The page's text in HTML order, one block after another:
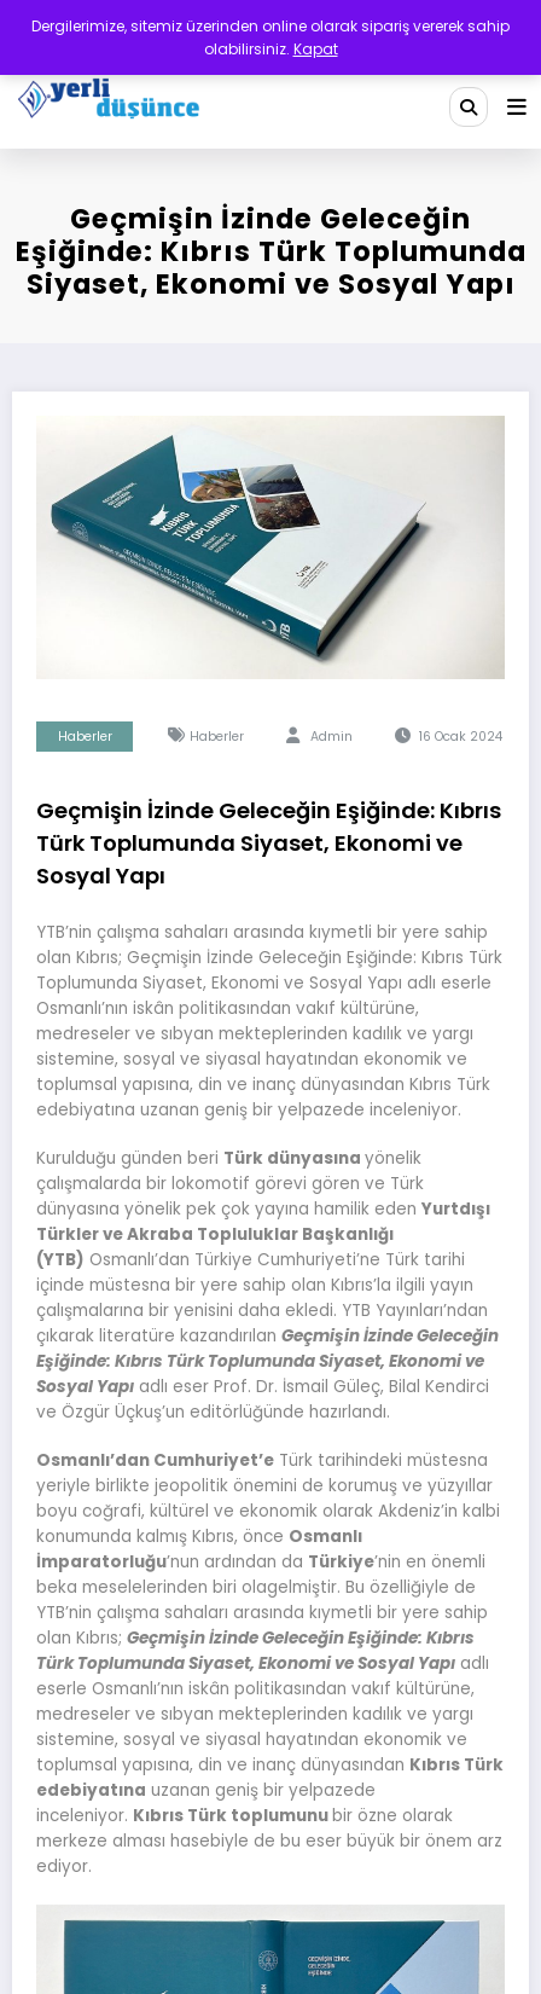
Dergilerimize, sitemiz üzerinden online olarak sipariş vererek sahip
olabilirsiniz. Kapat
Yerli Düşünce Dergisi
Geçmişin İzinde Geleceğin
Eşiğinde: Kıbrıs Türk Toplumunda
Siyaset, Ekonomi ve Sosyal Yapı
Haberler Haberler Admin 16 Ocak 2024
Geçmişin İzinde Geleceğin Eşiğinde: Kıbrıs
Türk Toplumunda Siyaset, Ekonomi ve
Sosyal Yapı
YTB’nin çalışma sahaları arasında kıymetli bir yere sahip
olan Kıbrıs; Geçmişin İzinde Geleceğin Eşiğinde: Kıbrıs Türk
Toplumunda Siyaset, Ekonomi ve Sosyal Yapı adlı eserle
Osmanlı’nın iskân politikasından vakıf kültürüne,
medreseler ve sıbyan mekteplerinden kadılık ve yargı
sistemine, sosyal ve siyasal hayatından ekonomik ve
toplumsal yapısına, din ve inanç dünyasından Kıbrıs Türk
edebiyatına uzanan geniş bir yelpazede inceleniyor.
Kurulduğu günden beri Türk dünyasına yönelik
çalışmalarda bir lokomotif görevi gören ve Türk
dünyasına yönelik pek çok yayına hamilik eden Yurtdışı
Türkler ve Akraba Topluluklar Başkanlığı
(YTB) Osmanlı’dan Türkiye Cumhuriyeti’ne Türk tarihi
içinde müstesna bir yere sahip olan Kıbrıs’la ilgili yayın
çalışmalarına bir yenisini daha ekledi. YTB Yayınları’ndan
çıkarak literatüre kazandırılan Geçmişin İzinde Geleceğin
Eşiğinde: Kıbrıs Türk Toplumunda Siyaset, Ekonomi ve
Sosyal Yapı adlı eser Prof. Dr. İsmail Güleç, Bilal Kendirci
ve Özgür Üçkuş’un editörlüğünde hazırlandı.
Osmanlı’dan Cumhuriyet’e Türk tarihindeki müstesna
yeriyle birlikte jeopolitik önemini de korumuş ve yüzyıllar
boyu coğrafi, kültürel ve ekonomik olarak Akdeniz’in kalbi
konumunda kalmış Kıbrıs, önce Osmanlı
İmparatorluğu’nun ardından da Türkiye’nin en önemli
beka meselelerinden biri olagelmiştir. Bu özelliğiyle de
YTB’nin çalışma sahaları arasında kıymetli bir yere sahip
olan Kıbrıs; Geçmişin İzinde Geleceğin Eşiğinde: Kıbrıs
Türk Toplumunda Siyaset, Ekonomi ve Sosyal Yapı adlı
eserle Osmanlı’nın iskân politikasından vakıf kültürüne,
medreseler ve sıbyan mekteplerinden kadılık ve yargı
sistemine, sosyal ve siyasal hayatından ekonomik ve
toplumsal yapısına, din ve inanç dünyasından Kıbrıs Türk
edebiyatına uzanan geniş bir yelpazede
inceleniyor. Kıbrıs Türk toplumunubir özne olarak
merkeze alması hasebiyle de bu eser büyük bir önem arz
ediyor.